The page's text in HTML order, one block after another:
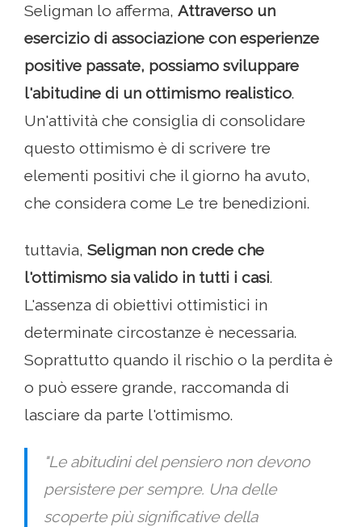
Seligman lo afferma, Attraverso un
esercizio di associazione con esperienze
positive passate, possiamo sviluppare
l'abitudine di un ottimismo realistico.
Un'attività che consiglia di consolidare
questo ottimismo è di scrivere tre
elementi positivi che il giorno ha avuto,
che considera come Le tre benedizioni.
tuttavia, Seligman non crede che
l'ottimismo sia valido in tutti i casi.
L'assenza di obiettivi ottimistici in
determinate circostanze è necessaria.
Soprattutto quando il rischio o la perdita è
o può essere grande, raccomanda di
lasciare da parte l'ottimismo.
"Le abitudini del pensiero non devono
persistere per sempre. Una delle
scoperte più significative della